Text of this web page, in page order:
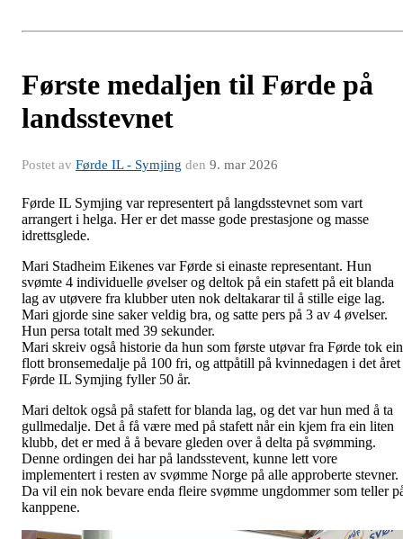
Første medaljen til Førde på
landsstevnet
Postet av Førde IL - Symjing den 9. mar 2026
Førde IL Symjing var representert på langdsstevnet som vart
arrangert i helga. Her er det masse gode prestasjone og masse
idrettsglede.
Mari Stadheim Eikenes var Førde si einaste representant. Hun
svømte 4 individuelle øvelser og deltok på ein stafett på eit blanda
lag av utøvere fra klubber uten nok deltakarar til å stille eige lag.
Mari gjorde sine saker veldig bra, og satte pers på 3 av 4 øvelser.
Hun persa totalt med 39 sekunder.
Mari skreiv også historie da hun som første utøvar fra Førde tok ein
flott bronsemedalje på 100 fri, og attpåtill på kvinnedagen i det året
Førde IL Symjing fyller 50 år.
Mari deltok også på stafett for blanda lag, og det var hun med å ta
gullmedalje. Det å få være med på stafett når ein kjem fra ein liten
klubb, det er med å å bevare gleden over å delta på svømming.
Denne ordingen dei har på landsstevent, kunne lett vore
implementert i resten av svømme Norge på alle approberte stevner.
Da vil ein nok bevare enda fleire svømme ungdommer som teller
kanppene.